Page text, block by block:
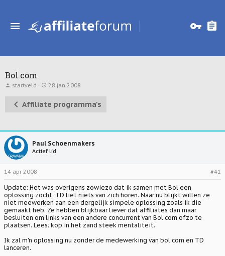
Bol.com
T
a
r
t
e
startveld
S
r
u
m
28 jan 2008
Affiliate programma's
Paul Schoenmakers
Actief lid
14 apr 2008 #41
Update: Het was overigens zowiezo dat ik samen met Bol een
oplossing zocht, TD liet niets van zich horen. Naar nu blijkt willen ze
niet meewerken aan een dergelijk simpele oplossing zoals ik die
gemaakt heb. Ze hebben blijkbaar liever dat affiliates dan maar
besluiten om links van een andere concurrent van Bol.com ofzo te
plaatsen. Lees: kop in het zand steek mentaliteit.
Ik zal m'n oplossing nu zonder de medewerking van bol.com en TD
lanceren.